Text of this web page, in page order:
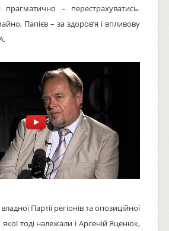
– перестрахуватись.
Папієв – за здоров’я і впливову
Партії регіонів та опозиційної
тоді належали і Арсеній Яценюк,